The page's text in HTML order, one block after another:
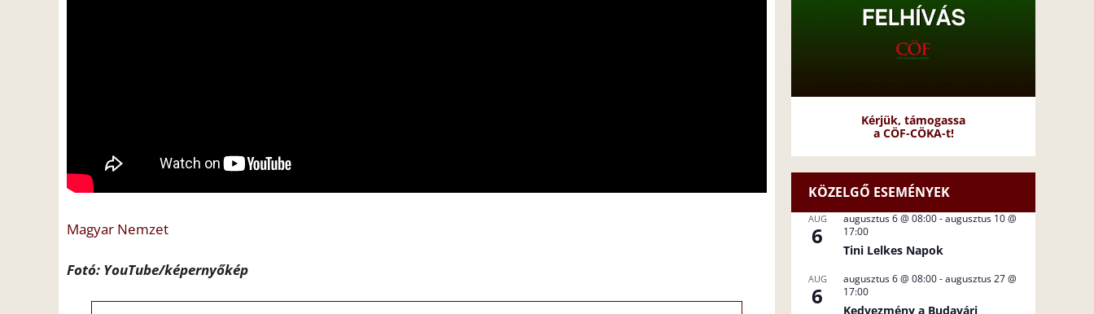
Magyar Nemzet
Fotó: YouTube/képernyőkép
Kérjük, támogassa
a CÖF-CÖKA-t!
KÖZELGŐ ESEMÉNYEK
AUG
6
augusztus 6 @ 08:00-augusztus 10 @
17:00
Tini Lelkes Napok
AUG
6
augusztus 6 @ 08:00-augusztus 27 @
17:00
Kedvezmény a Budavári